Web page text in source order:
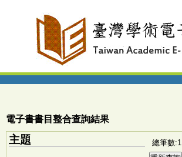
電子書書目整合查詢結果
主題 總筆數:1